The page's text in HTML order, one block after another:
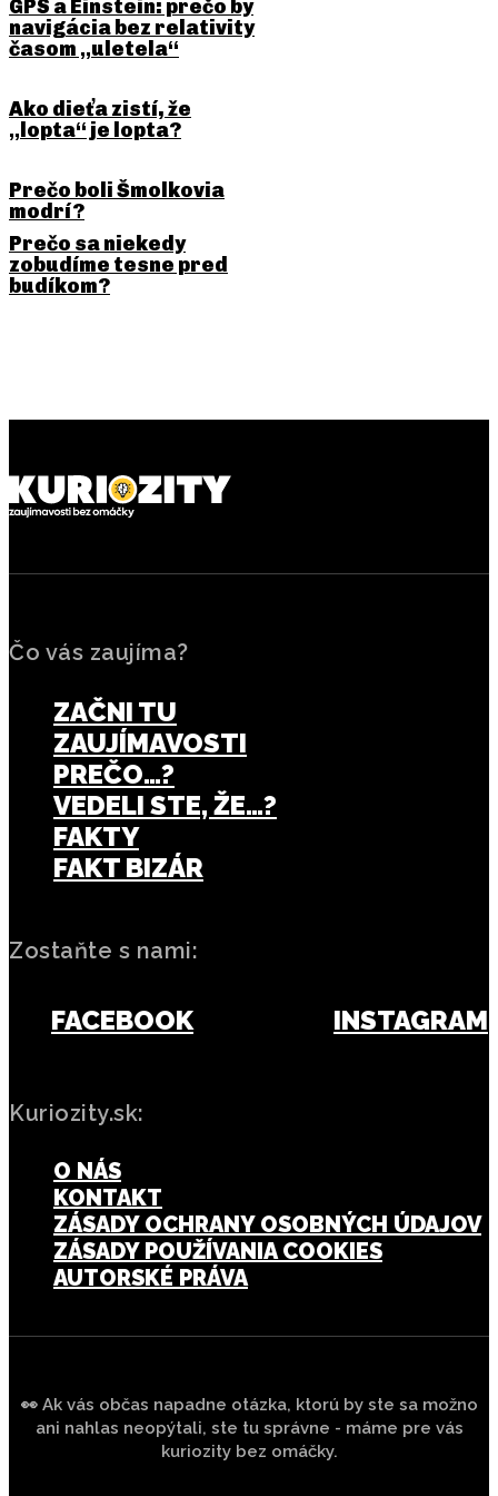
GPS a Einstein: prečo by
navigácia bez relativity
časom „uletela“
Ako dieťa zistí, že
„lopta“ je lopta?
Prečo boli Šmolkovia
modrí?
Prečo sa niekedy
zobudíme tesne pred
budíkom?
Čo vás zaujíma?
ZAČNI TU
ZAUJÍMAVOSTI
PREČO…?
VEDELI STE, ŽE…?
FAKTY
FAKT BIZÁR
Zostaňte s nami:
FACEBOOK INSTAGRAM
Kuriozity.sk:
O NÁS
KONTAKT
ZÁSADY OCHRANY OSOBNÝCH ÚDAJOV
ZÁSADY POUŽÍVANIA COOKIES
AUTORSKÉ PRÁVA
👀 Ak vás občas napadne otázka, ktorú by ste sa možno
ani nahlas neopýtali, ste tu správne - máme pre vás
kuriozity bez omáčky.